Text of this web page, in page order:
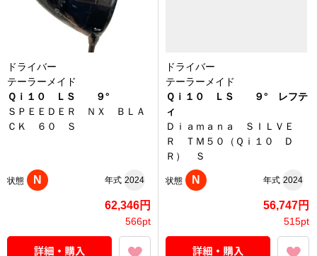
ドライバー
テーラーメイド
Ｑｉ１０ ＬＳ ９°
ＳＰＥＥＤＥＲ ＮＸ ＢＬＡ
ＣＫ ６０ Ｓ
状態 N 年式 2024
62,346円
566pt
ドライバー
テーラーメイド
Ｑｉ１０ ＬＳ ９° レフテ
ィ
Ｄｉａｍａｎａ ＳＩＬＶＥ
Ｒ ＴＭ５０（Ｑｉ１０ Ｄ
Ｒ） Ｓ
状態 N 年式 2024
56,747円
515pt